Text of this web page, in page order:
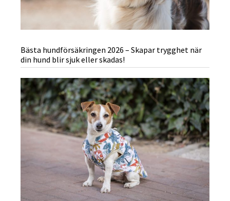
Bästa hundförsäkringen 2026 – Skapar trygghet när
din hund blir sjuk eller skadas!